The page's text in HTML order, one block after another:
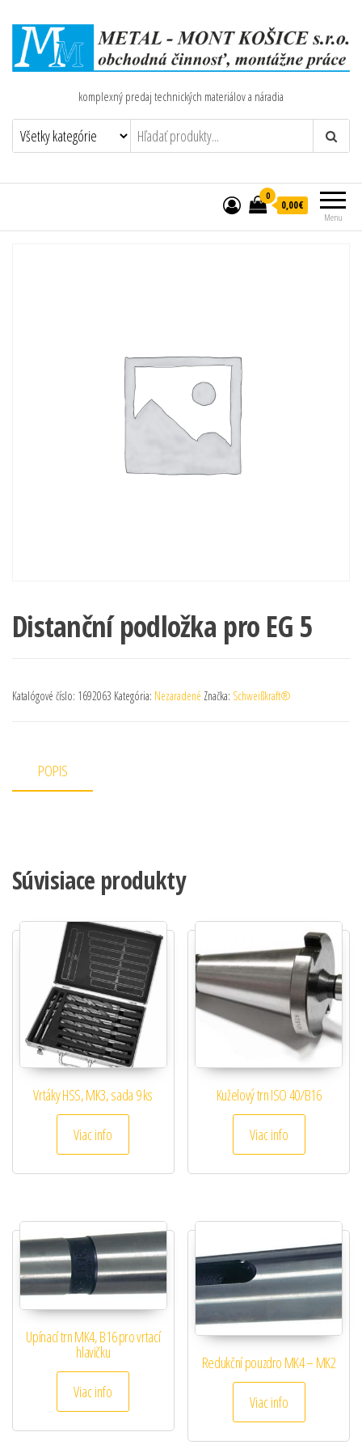
komplexný predaj technických materiálov a náradia
Menu
0
0,00€
Distanční podložka pro EG 5
Katalógové číslo: 1692063 Kategória: Nezaradené Značka: Schweißkraft®
POPIS
Súvisiace produkty
Vrtáky HSS, MK3, sada 9 ks
Viac info
Kuželový trn ISO 40/B16
Viac info
Upínací trn MK4, B16 pro vrtací
hlavičku
Viac info
Redukční pouzdro MK4 – MK2
Viac info